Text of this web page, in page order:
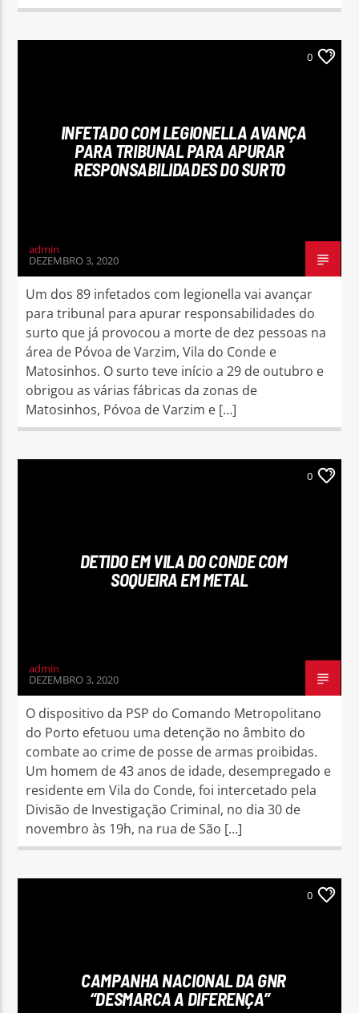
0
INFETADO COM LEGIONELLA AVANÇA
PARA TRIBUNAL PARA APURAR
RESPONSABILIDADES DO SURTO
admin
DEZEMBRO 3, 2020
Um dos 89 infetados com legionella vai avançar
para tribunal para apurar responsabilidades do
surto que já provocou a morte de dez pessoas na
área de Póvoa de Varzim, Vila do Conde e
Matosinhos. O surto teve início a 29 de outubro e
obrigou as várias fábricas da zonas de
Matosinhos, Póvoa de Varzim e […]
0
DETIDO EM VILA DO CONDE COM
SOQUEIRA EM METAL
admin
DEZEMBRO 3, 2020
O dispositivo da PSP do Comando Metropolitano
do Porto efetuou uma detenção no âmbito do
combate ao crime de posse de armas proibidas.
Um homem de 43 anos de idade, desempregado e
residente em Vila do Conde, foi intercetado pela
Divisão de Investigação Criminal, no dia 30 de
novembro às 19h, na rua de São […]
0
CAMPANHA NACIONAL DA GNR
“DESMARCA A DIFERENÇA”